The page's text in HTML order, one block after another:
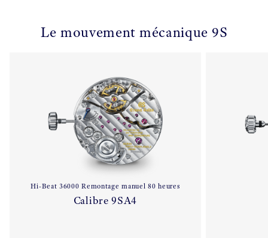
Le mouvement mécanique 9S
Hi-Beat 36000 Remontage manuel 80 heures
Calibre 9SA4